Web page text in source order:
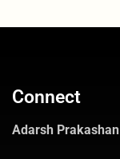
Connect
Adarsh Prakashan